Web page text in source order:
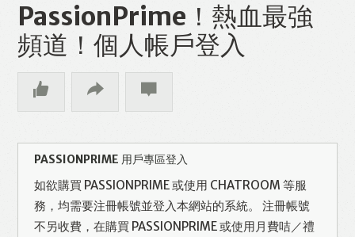
PassionPrime！熱血最強
頻道！個人帳戶登入
PASSIONPRIME 用戶專區登入
如欲購買 PASSIONPRIME 或使用 CHATROOM 等服
務，均需要注冊帳號並登入本網站的系統。 注冊帳號
不另收費，在購買 PASSIONPRIME 或使用月費咭／禮